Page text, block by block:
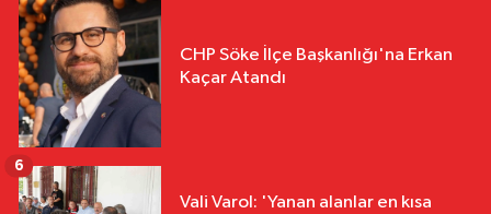
CHP Söke İlçe Başkanlığı'na Erkan
Kaçar Atandı
Vali Varol: 'Yanan alanlar en kısa
6